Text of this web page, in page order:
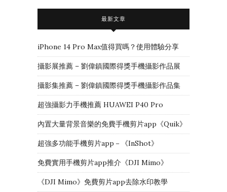
最新文章
iPhone 14 Pro Max值得買嗎？使用體驗分享
攝影展推薦 – 劉偉鎮國際得獎手機攝影作品展
攝影集推薦 – 劉偉鎮國際得獎手機攝影作品集
超強攝影力手機推薦 HUAWEI P40 Pro
內置大量背景音樂的免費手機剪片app《Quik》
超強多功能手機剪片app－《InShot》
免費實用手機剪片app推介《DJI Mimo》
《DJI Mimo》免費剪片app去除水印教學